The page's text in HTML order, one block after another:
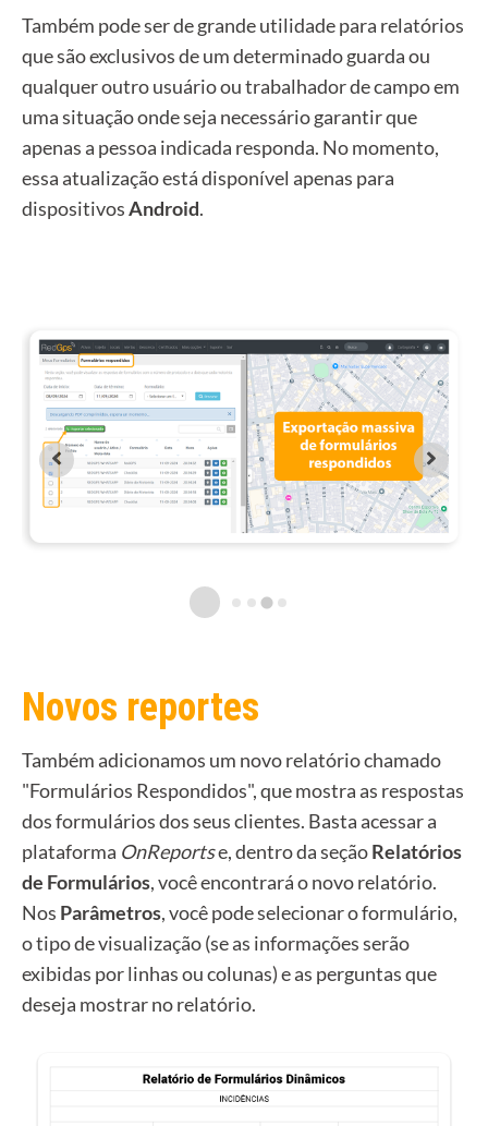
Também pode ser de grande utilidade para relatórios
que são exclusivos de um determinado guarda ou
qualquer outro usuário ou trabalhador de campo em
uma situação onde seja necessário garantir que
apenas a pessoa indicada responda. No momento,
essa atualização está disponível apenas para
dispositivosAndroid.
Novos reportes
Também adicionamos um novo relatório chamado
"Formulários Respondidos", que mostra as respostas
dos formulários dos seus clientes. Basta acessar a
plataforma OnReportse, dentro da seçãoRelatórios
de Formulários, você encontrará o novo relatório.
Nos Parâmetros, você pode selecionar o formulário,
o tipo de visualização (se as informações serão
exibidas por linhas ou colunas) e as perguntas que
deseja mostrar no relatório.